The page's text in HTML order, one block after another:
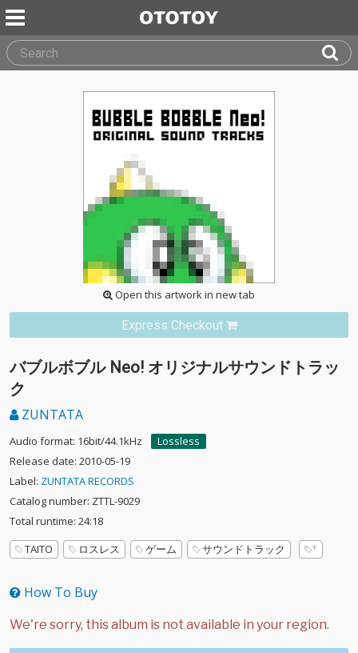
Open this artwork in new tab
Express Checkout
バブルボブル Neo! オリジナルサウンドトラッ
ク
ZUNTATA
Audio format: 16bit/44.1kHz
Lossless
Release date: 2010-05-19
Label: ZUNTATA RECORDS
Catalog number: ZTTL-9029
Total runtime: 24:18
TAITO
ロスレス ゲーム サウンドトラック
How To Buy